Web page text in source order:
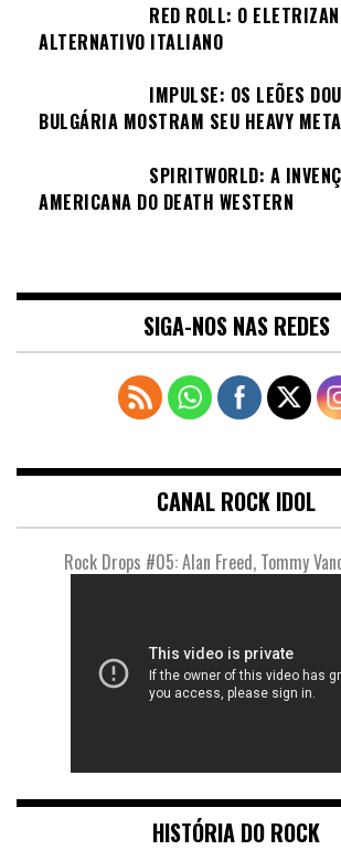
RED ROLL: O
ALTERNATIVO ITALIANO
IMPULSE: OS LEÕES
BULGÁRIA MOSTRAM SEU HEAVY
SPIRITWORLD: A
AMERICANA DO DEATH WESTERN
SIGA-NOS NAS REDES
CANAL ROCK IDOL
Rock Drops #05: Alan Freed, Tommy
HISTÓRIA DO ROCK